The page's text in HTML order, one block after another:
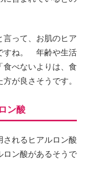
言って、お肌のヒア
すね。 年齢や生活
食べないよりは、食
が良さそうです。
ン酸
されるヒアルロン酸
ロン酸があるそうで